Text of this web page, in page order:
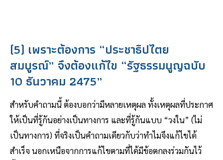
(5) เพราะต้องการ “ประชาธิปไตย
สมบูรณ์” จึงต้องแก้ไข “รัฐธรรมนูญฉบับ
10 ธันวาคม 2475”
สำหรับคำถามนี้ ต้องบอกว่ามีหลายเหตุผล ทั้งเหตุผลที่ประกาศ
ให้เป็นที่รู้กันอย่างเป็นทางการ และที่รู้กันแบบ “วงใน” (ไม่
เป็นทางการ) ที่จริงเป็นคำถามเดียวกับว่าทำไมจึงแก้ไขได้
สำเร็จ นอกเหนือจากการแก้ไขตามที่ได้มีข้อตกลงร่วมกันไว้